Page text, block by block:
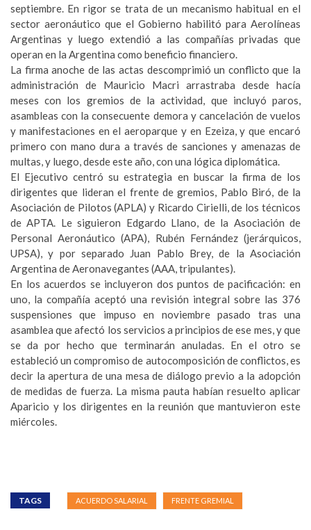
septiembre. En rigor se trata de un mecanismo habitual en el
sector aeronáutico que el Gobierno habilitó para Aerolíneas
Argentinas y luego extendió a las compañías privadas que
operan en la Argentina como beneficio financiero.
La firma anoche de las actas descomprimió un conflicto que la
administración de Mauricio Macri arrastraba desde hacía
meses con los gremios de la actividad, que incluyó paros,
asambleas con la consecuente demora y cancelación de vuelos
y manifestaciones en el aeroparque y en Ezeiza, y que encaró
primero con mano dura a través de sanciones y amenazas de
multas, y luego, desde este año, con una lógica diplomática.
El Ejecutivo centró su estrategia en buscar la firma de los
dirigentes que lideran el frente de gremios, Pablo Biró, de la
Asociación de Pilotos (APLA) y Ricardo Cirielli, de los técnicos
de APTA. Le siguieron Edgardo Llano, de la Asociación de
Personal Aeronáutico (APA), Rubén Fernández (jerárquicos,
UPSA), y por separado Juan Pablo Brey, de la Asociación
Argentina de Aeronavegantes (AAA, tripulantes).
En los acuerdos se incluyeron dos puntos de pacificación: en
uno, la compañía aceptó una revisión integral sobre las 376
suspensiones que impuso en noviembre pasado tras una
asamblea que afectó los servicios a principios de ese mes, y que
se da por hecho que terminarán anuladas. En el otro se
estableció un compromiso de autocomposición de conflictos, es
decir la apertura de una mesa de diálogo previo a la adopción
de medidas de fuerza. La misma pauta habían resuelto aplicar
Aparicio y los dirigentes en la reunión que mantuvieron este
miércoles.
TAGS ACUERDO SALARIAL FRENTE GREMIAL